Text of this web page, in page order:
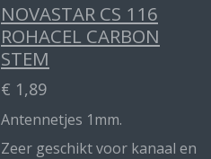
NOVASTAR CS 116
ROHACEL CARBON
STEM
€ 1,89
Antennetjes 1mm.
Zeer geschikt voor kanaal en